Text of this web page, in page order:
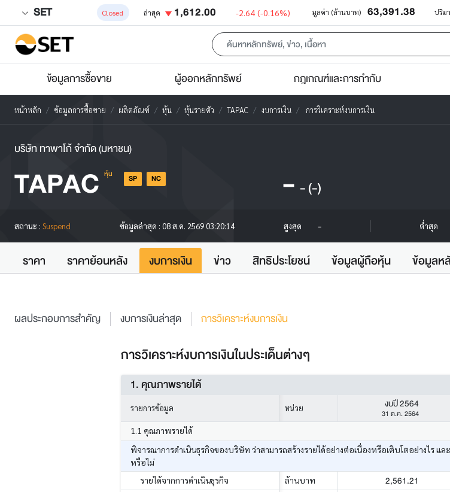
SET Closed ล่าสุด 1,612.00 -2.64 (-0.16%) มูลค่า (ล้านบาท) 63,391.38 ปริม
ข้อมูลการซื้อขาย ผู้ออกหลักทรัพย์ กฎเกณฑ์และการกำกับ
หน้าหลัก ข้อมูลการซื้อขาย ผลิตภัณฑ์ หุ้น หุ้นรายตัว TAPAC งบการเงิน การวิเคราะห์งบการเงิน
บริษัท ทาพาโก้ จำกัด (มหาชน)
TAPAC หุ้น SP NC - -(-)
สถานะ : Suspend ข้อมูลล่าสุด : 08 ส.ค. 2569 03:20:14 สูงสุด - ต่ำสุด
ราคา ราคาย้อนหลัง งบการเงิน ข่าว สิทธิประโยชน์ ข้อมูลผู้ถือหุ้น ข้อมูลห
ผลประกอบการสำคัญ งบการเงินล่าสุด การวิเคราะห์งบการเงิน
การวิเคราะห์งบการเงินในประเด็นต่างๆ
1. คุณภาพรายได้
รายการข้อมูล หน่วย งบปี 2564
31 ต.ค. 2564
1.1 คุณภาพรายได้
พิจารณาการดำเนินธุรกิจของบริษัท ว่าสามารถสร้างรายได้อย่างต่อเนื่องหรือเติบโตอย่างไร แล
หรือไม่
รายได้จากการดำเนินธุรกิจ
ล้านบาท 2,561.21